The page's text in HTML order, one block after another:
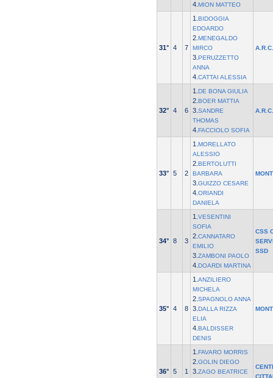
4. MION MATTEO
31° 4 7
1. BIDOGGIA
EDOARDO
2. MENEGALDO
MIRCO
3. PERUZZETTO
ANNA
4. CATTAI ALESSIA
32° 4 6
1. DE BONA GIULIA
2. BOER MATTIA
3. SANDRE
THOMAS
4. FACCIOLO SOFIA
33° 5 2
1. MORELLATO
ALESSIO
2. BERTOLUTTI
BARBARA
3. GUIZZO CESARE
4. ORIANDI
DANIELA
34° 8 3
1. VESENTINI
SOFIA
2. CANNATARO
EMILIO
3. ZAMBONI PAOLO
4. DOARDI MARTINA
CSS
SSD
35° 4 8
1. ANZILIERO
MICHELA
2. SPAGNOLO ANNA
3. DALLA RIZZA
ELIA
4. BALDISSER
DENIS
36° 5 1
1. FAVARO MORRIS
2. GOLIN DIEGO
3. ZAGO BEATRICE